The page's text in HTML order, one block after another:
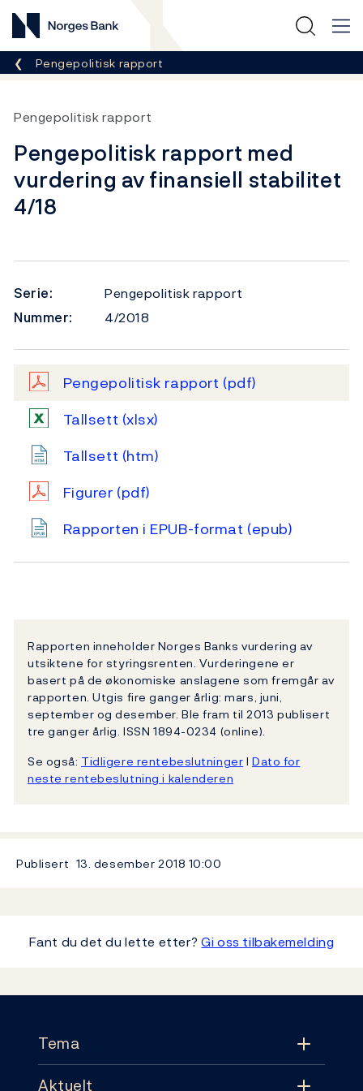
Norges Bank
Her er du nå:
Pengepolitisk rapport
Pengepolitisk rapport
Pengepolitisk rapport med
vurdering av finansiell stabilitet
4/18
Serie:
Pengepolitisk rapport
Nummer:
4/2018
Pengepolitisk rapport (pdf)
Tallsett (xlsx)
Tallsett (htm)
Figurer (pdf)
Rapporten i EPUB-format (epub)
Rapporten inneholder Norges Banks vurdering av
utsiktene for styringsrenten. Vurderingene er
basert på de økonomiske anslagene som fremgår av
rapporten. Utgis fire ganger årlig: mars, juni,
september og desember. Ble fram til 2013 publisert
tre ganger årlig. ISSN 1894-0234 (online).
Se også: Tidligere rentebeslutningerl Dato for
neste rentebeslutning i kalenderen
Publisert 13. desember 2018 10:00
Fant du det du lette etter?Gi oss tilbakemelding
Tema
Aktuelt